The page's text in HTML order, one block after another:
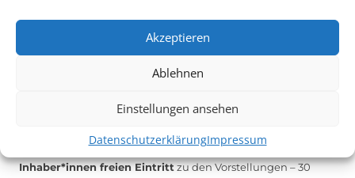
Akzeptieren
Ablehnen
Einstellungen ansehen
DatenschutzerklärungImpressum
Auch dieses Jahr findet wieder dasFestival des deutschen
Vom 19. August bist zum 9. Septemberhaben
Inhaber*innen freien Eintrittzu den Vorstellungen – 30